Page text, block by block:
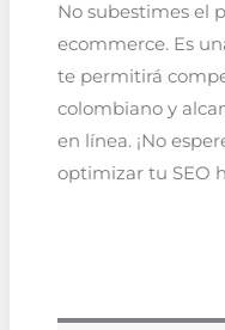
No subestimes el
ecommerce. Es
te permitirá
colombiano y
en línea. ¡No
optimizar tu SEO